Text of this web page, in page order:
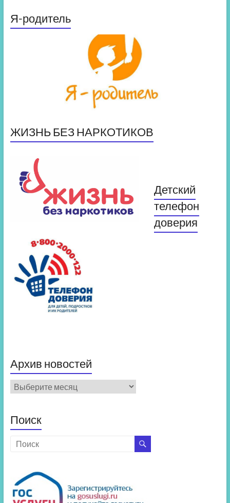
Я-родитель
ЖИЗНЬ БЕЗ НАРКОТИКОВ
Детский
телефон
доверия
Архив новостей
Архив
новостей
Поиск